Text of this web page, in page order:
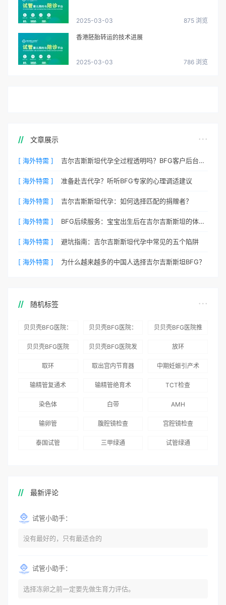
2025-03-03 875 浏览
香港胚胎转运的技术进展
2025-03-03 786 浏览
文章展示
[ 海外特需 ] 吉尔吉斯斯坦代孕全过程透明吗？BFG客户后台详解
[ 海外特需 ] 准备赴吉代孕？听听BFG专家的心理调适建议
[ 海外特需 ] 吉尔吉斯斯坦代孕：如何选择匹配的捐赠者？
[ 海外特需 ] BFG后续服务：宝宝出生后在吉尔吉斯斯坦的体检与回国
[ 海外特需 ] 避坑指南：吉尔吉斯斯坦代孕中常见的五个陷阱
[ 海外特需 ] 为什么越来越多的中国人选择吉尔吉斯斯坦BFG？
随机标签
贝贝壳BFG医院：
务
贝贝壳BFG医院：
术”和“法律支持”
贝贝壳BFG医院推
贝贝壳BFG医院
贝贝壳BFG医院发
国版）》
放环
取环 取出宫内节育器 中期妊娠引产术
输精管复通术 输精管绝育术 TCT检查
染色体 白带 AMH
输卵管 腹腔镜检查 宫腔镜检查
泰国试管 三甲绿通 试管绿通
最新评论
试管小助手：
没有最好的，只有最适合的
试管小助手：
选择冻卵之前一定要先做生育力评估。